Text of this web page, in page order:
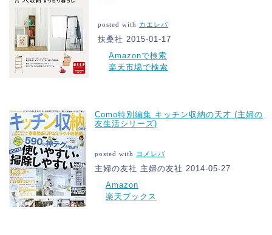
posted with カエレバ
扶桑社 2015-01-17
Amazonで検索
楽天市場で検索
Como特別編集 キッチン収納の天才 (主婦の
友生活シリーズ)
posted with ヨメレバ
主婦の友社 主婦の友社 2014-05-27
Amazon
楽天ブックス